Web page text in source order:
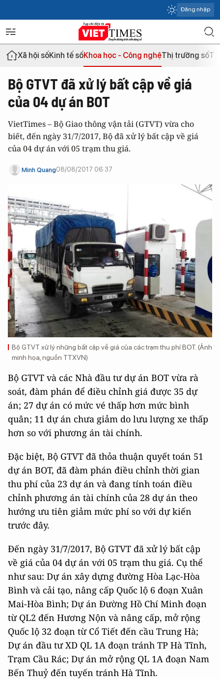
Đăng nhập
Xã hội sốKinh tế sốKhoa học - Công nghệThị trường số
Bộ GTVT đã xử lý bất cập về giá
của 04 dự án BOT
VietTimes – Bộ Giao thông vận tải (GTVT) vừa cho
biết, đến ngày 31/7/2017, Bộ đã xử lý bất cập về giá
của 04 dự án với 05 trạm thu giá.
Minh Quang08/08/2017 06:37
Bộ GTVT xử lý những bất cập về giá của các trạm thu phí BOT. (Ảnh
minh họa, nguồn TTXVN)
Bộ GTVT và các Nhà đầu tư dự án BOT vừa rà
soát, đàm phán để điều chỉnh giá được 35 dự
án; 27 dự án có mức vé thấp hơn mức bình
quân; 11 dự án chưa giảm do lưu lượng xe thấp
hơn so với phương án tài chính.
Đặc biệt, Bộ GTVT đã thỏa thuận quyết toán 51
dự án BOT, đã đàm phán điều chỉnh thời gian
thu phí của 23 dự án và đang tính toán điều
chỉnh phương án tài chính của 28 dự án theo
hướng ưu tiên giảm mức phí so với dự kiến
trước đây.
Đến ngày 31/7/2017, Bộ GTVT đã xử lý bất cập
về giá của 04 dự án với 05 trạm thu giá. Cụ thể
như sau: Dự án xây dựng đường Hòa Lạc-Hòa
Bình và cải tạo, nâng cấp Quốc lộ 6 đoạn Xuân
Mai-Hòa Bình; Dự án Đường Hồ Chí Minh đoạn
từ QL2 đến Hương Nộn và nâng cấp, mở rộng
Quốc lộ 32 đoạn từ Cổ Tiết đến cầu Trung Hà;
Dự án đầu tư XD QL 1A đoạn tránh TP Hà Tĩnh,
Trạm Cầu Rác; Dự án mở rộng QL 1A đoạn Nam
Bến Thuỷ đến tuyến tránh Hà Tĩnh.